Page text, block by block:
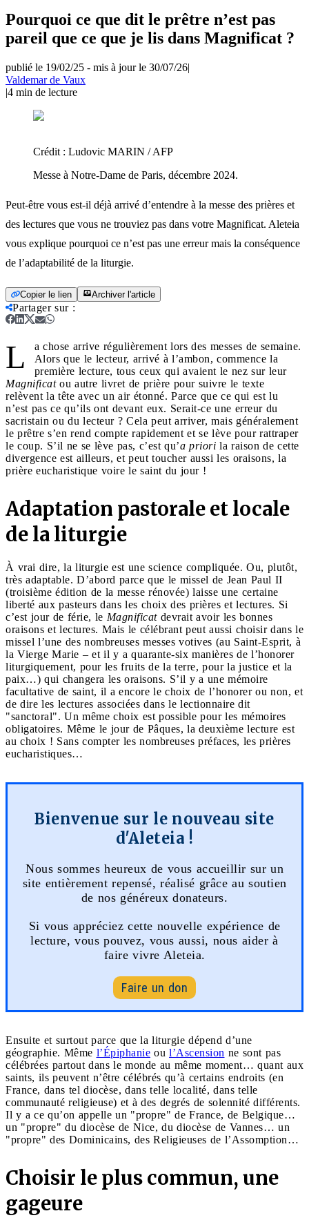
Pourquoi ce que dit le prêtre n’est pas
pareil que ce que je lis dans Magnificat ?
publié le 19/02/25 - mis à jour le 30/07/26|
Valdemar de Vaux
|4 min de lecture
Crédit : Ludovic MARIN / AFP
Messe à Notre-Dame de Paris, décembre 2024.
Peut-être vous est-il déjà arrivé d’entendre à la messe des prières et
des lectures que vous ne trouviez pas dans votre Magnificat. Aleteia
vous explique pourquoi ce n’est pas une erreur mais la conséquence
de l’adaptabilité de la liturgie.
Copier le lien Archiver l'article
Partager sur:
L
a chose arrive régulièrement lors des messes de semaine.
Alors que le lecteur, arrivé à l’ambon, commence la
première lecture, tous ceux qui avaient le nez sur leur
Magnificatou autre livret de prière pour suivre le texte
relèvent la tête avec un air étonné. Parce que ce qui est lu
n’est pas ce qu’ils ont devant eux. Serait-ce une erreur du
sacristain ou du lecteur ? Cela peut arriver, mais généralement
le prêtre s’en rend compte rapidement et se lève pour rattraper
le coup. S’il ne se lève pas, c’est qu’a priori la raison de cette
divergence est ailleurs, et peut toucher aussi les oraisons, la
prière eucharistique voire le saint du jour !
Adaptation pastorale et locale
de la liturgie
À vrai dire, la liturgie est une science compliquée. Ou, plutôt,
très adaptable. D’abord parce que le missel de Jean Paul II
(troisième édition de la messe rénovée) laisse une certaine
liberté aux pasteurs dans les choix des prières et lectures. Si
c’est jour de férie, le Magnificatdevrait avoir les bonnes
oraisons et lectures. Mais le célébrant peut aussi choisir dans le
missel l’une des nombreuses messes votives (au Saint-Esprit, à
la Vierge Marie – et il y a quarante-six manières de l’honorer
liturgiquement, pour les fruits de la terre, pour la justice et la
paix…) qui changera les oraisons. S’il y a une mémoire
facultative de saint, il a encore le choix de l’honorer ou non, et
de dire les lectures associées dans le lectionnaire dit
"sanctoral". Un même choix est possible pour les mémoires
obligatoires. Même le jour de Pâques, la deuxième lecture est
au choix ! Sans compter les nombreuses préfaces, les prières
eucharistiques…
Bienvenue sur le nouveau site
d'Aleteia !
Nous sommes heureux de vous accueillir sur un
site entièrement repensé, réalisé grâce au soutien
de nos généreux donateurs.
Si vous appréciez cette nouvelle expérience de
lecture, vous pouvez, vous aussi, nous aider à
faire vivre Aleteia.
Faire un don
Ensuite et surtout parce que la liturgie dépend d’une
géographie. Même l’Épiphanie ou l’Ascension ne sont pas
célébrées partout dans le monde au même moment… quant aux
saints, ils peuvent n’être célébrés qu’à certains endroits (en
France, dans tel diocèse, dans telle localité, dans telle
communauté religieuse) et à des degrés de solennité différents.
Il y a ce qu’on appelle un "propre" de France, de Belgique…
un "propre" du diocèse de Nice, du diocèse de Vannes… un
"propre" des Dominicains, des Religieuses de l’Assomption…
Choisir le plus commun, une
gageure